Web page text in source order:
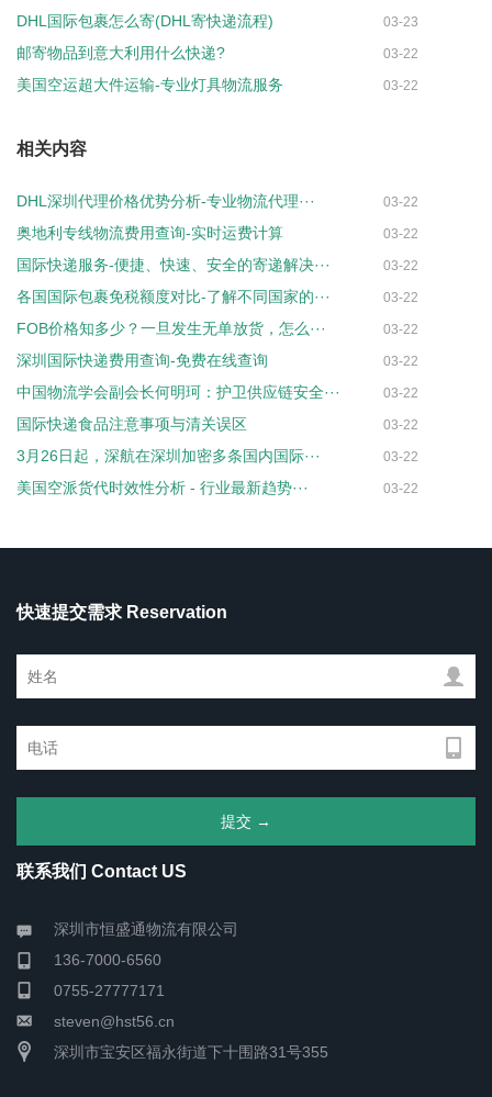
DHL国际包裹怎么寄(DHL寄快递流程) 03-23
邮寄物品到意大利用什么快递? 03-22
美国空运超大件运输-专业灯具物流服务 03-22
相关内容
DHL深圳代理价格优势分析-专业物流代理··· 03-22
奥地利专线物流费用查询-实时运费计算 03-22
国际快递服务-便捷、快速、安全的寄递解决··· 03-22
各国国际包裹免税额度对比-了解不同国家的··· 03-22
FOB价格知多少？一旦发生无单放货，怎么··· 03-22
深圳国际快递费用查询-免费在线查询 03-22
中国物流学会副会长何明珂：护卫供应链安全··· 03-22
国际快递食品注意事项与清关误区 03-22
3月26日起，深航在深圳加密多条国内国际··· 03-22
美国空派货代时效性分析 - 行业最新趋势··· 03-22
快速提交需求 Reservation
联系我们 Contact US
深圳市恒盛通物流有限公司
136-7000-6560
0755-27777171
steven@hst56.cn
深圳市宝安区福永街道下十围路31号355